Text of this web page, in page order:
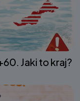
Jaki to kraj?